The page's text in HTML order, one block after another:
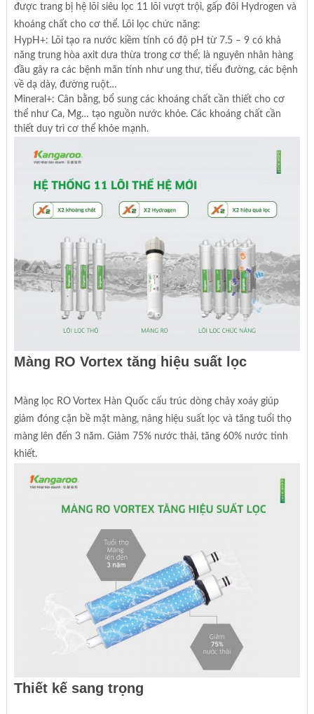
được trang bị hệ lõi siêu lọc 11 lõi vượt trội, gấp đôi Hydrogen và
khoáng chất cho cơ thể. Lõi lọc chức năng:
HypH+: Lõi tạo ra nước kiềm tính có độ pH từ 7.5 – 9 có khả
năng trung hòa axit dưa thừa trong cơ thể; là nguyên nhân hàng
đầu gây ra các bệnh mãn tính như ung thư, tiểu đường, các bệnh
về dạ dày, đường ruột…
Mineral+: Cân bằng, bổ sung các khoáng chất cần thiết cho cơ
thể như Ca, Mg… tạo nguồn nước khỏe. Các khoáng chất cần
thiết duy trì cơ thể khỏe mạnh.
Màng RO Vortex tăng hiệu suất lọc
Màng lọc RO Vortex Hàn Quốc cấu trúc dòng chảy xoáy giúp
giảm đóng cặn bề mặt màng, nâng hiệu suất lọc và tăng tuổi thọ
màng lên đến 3 năm. Giảm 75% nước thải, tăng 60% nước tinh
khiết.
Thiết kế sang trọng